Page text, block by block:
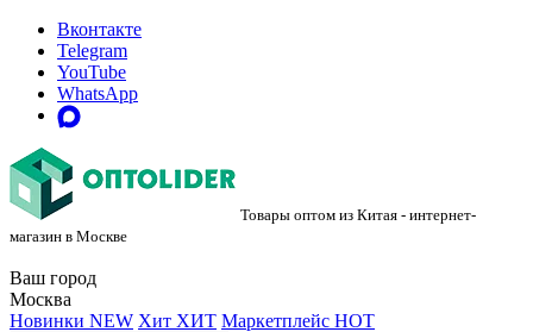
Вконтакте
Telegram
YouTube
WhatsApp
Товары оптом из Китая - интернет-
магазин в Москве
Ваш город
Москва
Новинки NEW Хит ХИТ Маркетплейс HOT